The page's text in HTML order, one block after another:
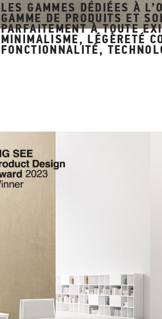
LES GAMMES DÉDIÉES À
GAMME DE PRODUITS ET
PARFAITEMENT À TOUTE
MINIMALISME, LÉGÈRETÉ
FONCTIONNALITÉ,